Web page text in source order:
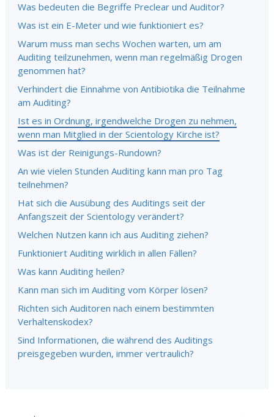
Was bedeuten die Begriffe Preclear und Auditor?
Was ist ein E-Meter und wie funktioniert es?
Warum muss man sechs Wochen warten, um am
Auditing teilzunehmen, wenn man regelmäßig Drogen
genommen hat?
Verhindert die Einnahme von Antibiotika die Teilnahme
am Auditing?
Ist es in Ordnung, irgendwelche Drogen zu nehmen,
wenn man Mitglied in der Scientology Kirche ist?
Was ist der Reinigungs-Rundown?
An wie vielen Stunden Auditing kann man pro Tag
teilnehmen?
Hat sich die Ausübung des Auditings seit der
Anfangszeit der Scientology verändert?
Welchen Nutzen kann ich aus Auditing ziehen?
Funktioniert Auditing wirklich in allen Fällen?
Was kann Auditing heilen?
Kann man sich im Auditing vom Körper lösen?
Richten sich Auditoren nach einem bestimmten
Verhaltenskodex?
Sind Informationen, die während des Auditings
preisgegeben wurden, immer vertraulich?